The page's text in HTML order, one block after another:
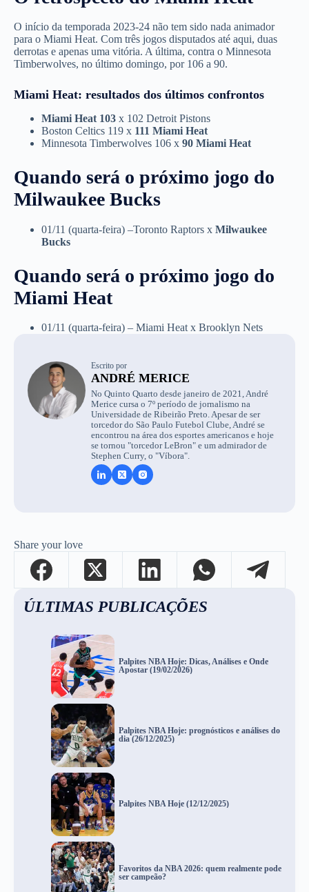
O início da temporada 2023-24 não tem sido nada animador
para o Miami Heat. Com três jogos disputados até aqui, duas
derrotas e apenas uma vitória. A última, contra o Minnesota
Timberwolves, no último domingo, por 106 a 90.
Miami Heat: resultados dos últimos confrontos
Miami Heat 103 x 102 Detroit Pistons
Boston Celtics 119 x 111 Miami Heat
Minnesota Timberwolves 106 x 90 Miami Heat
Quando será o próximo jogo do
Milwaukee Bucks
01/11 (quarta-feira) –Toronto Raptors x Milwaukee
Bucks
Quando será o próximo jogo do
Miami Heat
01/11 (quarta-feira) – Miami Heat x Brooklyn Nets
Escrito por
ANDRÉ MERICE
No Quinto Quarto desde janeiro de 2021, André
Merice cursa o 7º período de jornalismo na
Universidade de Ribeirão Preto. Apesar de ser
torcedor do São Paulo Futebol Clube, André se
encontrou na área dos esportes americanos e hoje
se tornou "torcedor LeBron" e um admirador de
Stephen Curry, o "Víbora".
Share your love
ÚLTIMAS PUBLICAÇÕES
Palpites NBA Hoje: Dicas, Análises e Onde
Apostar (19/02/2026)
Palpites NBA Hoje: prognósticos e análises do
dia (26/12/2025)
Palpites NBA Hoje (12/12/2025)
Favoritos da NBA 2026: quem realmente pode
ser campeão?